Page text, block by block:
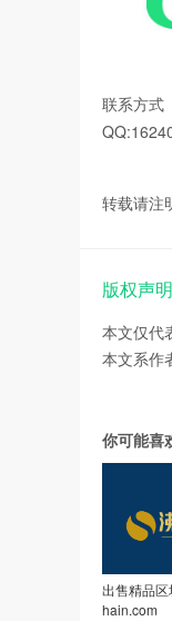
联系方式
转载请注
版权声明
本文仅代
本文系作
你可能喜
出售精品
hain.com